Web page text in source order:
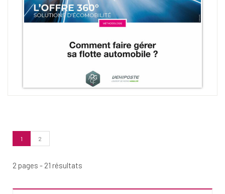
1
courante)
2
2 pages - 21 résultats